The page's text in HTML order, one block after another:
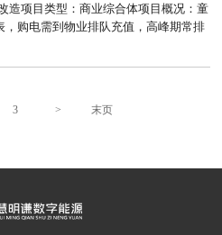
造项目类型：商业综合体项目概况：童
购电需到物业排队充值，高峰期常排
时费力，资金回笼慢。项目需求：保
3 > 末页